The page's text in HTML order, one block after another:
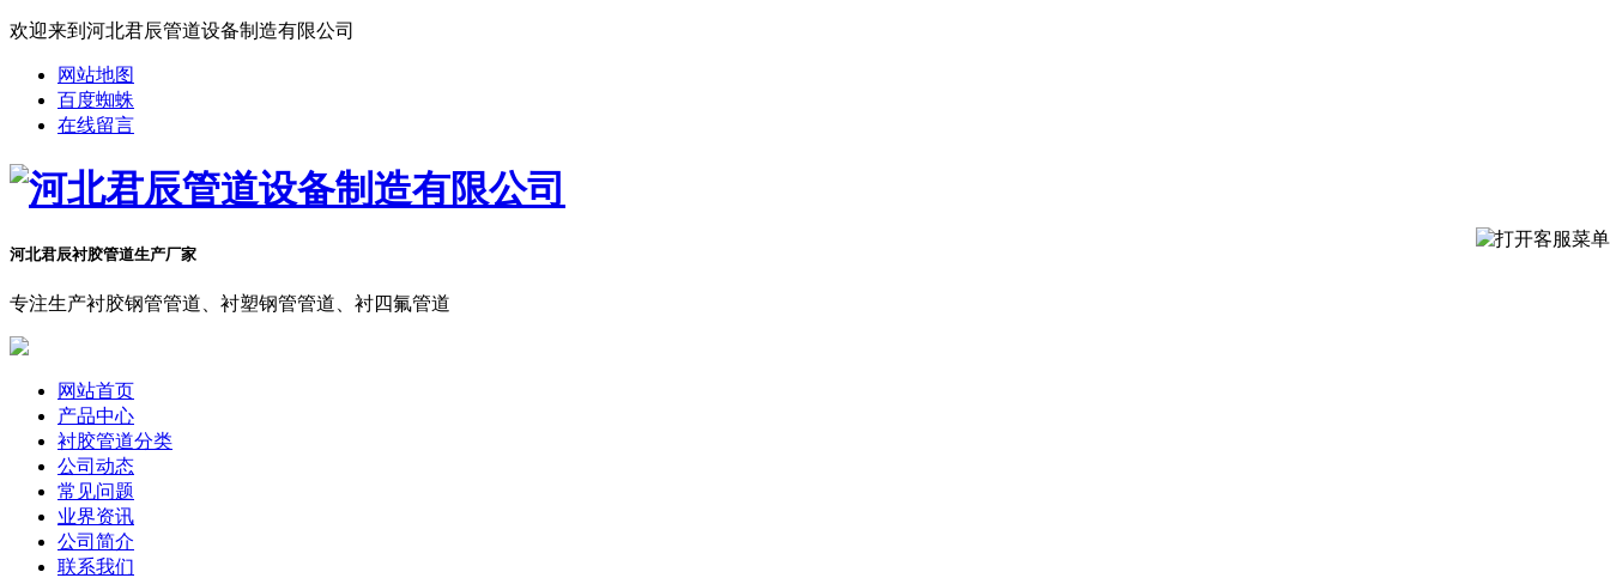
欢迎来到河北君辰管道设备制造有限公司
网站地图
百度蜘蛛
在线留言
河北君辰衬胶管道生产厂家
专注生产衬胶钢管管道、衬塑钢管管道、衬四氟管道
网站首页
产品中心
衬胶管道分类
公司动态
常见问题
业界资讯
公司简介
联系我们